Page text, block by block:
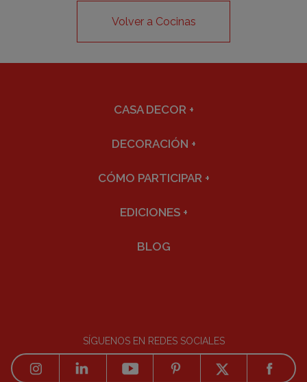
Volver a Cocinas
CASA DECOR +
DECORACIÓN +
CÓMO PARTICIPAR +
EDICIONES +
BLOG
SÍGUENOS EN REDES SOCIALES